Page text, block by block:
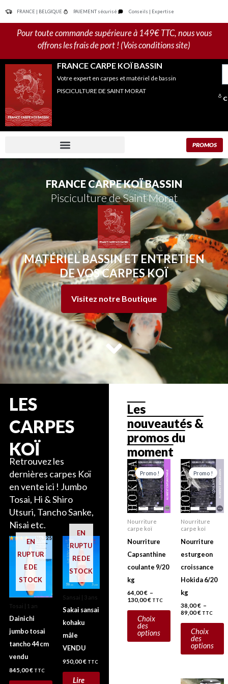
contenu
FRANCE | BELGIQUE PAIEMENT sécurisé Conseils | Expertise
Pour toute commande supérieure à 149€ TTC, nous vous
offrons les frais de port ! (Vois conditions site)
FRANCE CARPE KOÏ BASSIN
Votre expert en carpes et matériel de bassin
PISCICULTURE DE SAINT MORAT
PROMOS
FRANCE CARPE KOÏ BASSIN
Pisciculture de Saint Morat
MATÉRIEL BASSIN ET ENTRETIEN
DE VOS CARPES KOÏ
Visitez notre Boutique
LES
CARPES
KOÏ
Retrouvez les
dernières carpes Koï
en vente ici ! Jumbo
Tosai, Hi & Shiro
Utsuri, Tancho Sanke,
Nisai etc.
EN
RUPTUR
E DE
STOCK
Tosai | 1 an
Dainichi
jumbo tosai
tancho 44 cm
vendu
845,00€ TTC
EN
RUPTU
RE DE
STOCK
Sansai | 3 ans
Sakai sansai
kohaku
mâle
VENDU
950,00€ TTC
Lire
Les
nouveautés &
promos du
moment
Promo !
Nourriture
carpe koï
Nourriture
Capsanthine
coulante 9/20
kg
64,00€ –
130,00€
Plage
de
prix :
64,00 €
à
130,00 €
TTC
Choix
des
options
produit
plusieurs
variations.
options
peuvent
être
choisies
page
produit
Promo !
Nourriture
carpe koï
Nourriture
esturgeon
croissance
Hokida 6/20
kg
38,00€ –
89,00€
Plage
de
prix :
38,00 €
à
89,00 €
TTC
Choix
des
options
Plage